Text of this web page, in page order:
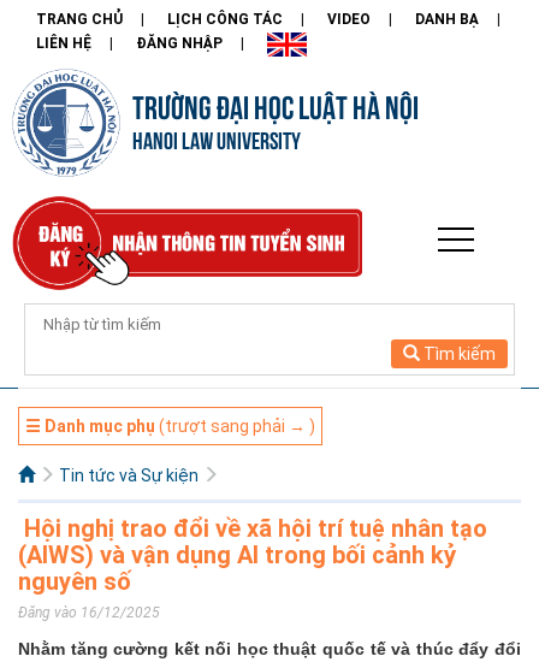
TRANG CHỦ LỊCH CÔNG TÁC VIDEO
DANH BẠ
LIÊN HỆ
ĐĂNG NHẬP
TRƯỜNG ĐẠI HỌC LUẬT HÀ NỘI
HANOI LAW UNIVERSITY
Tìm kiếm
☰ Danh mục phụ (trượt sang phải → )
Tin tức và Sự kiện
Hội nghị trao đổi về xã hội trí tuệ nhân tạo
(AIWS) và vận dụng AI trong bối cảnh kỷ
nguyên số
Đăng vào 16/12/2025
Nhằm tăng cường kết nối học thuật quốc tế và thúc đẩy đổi